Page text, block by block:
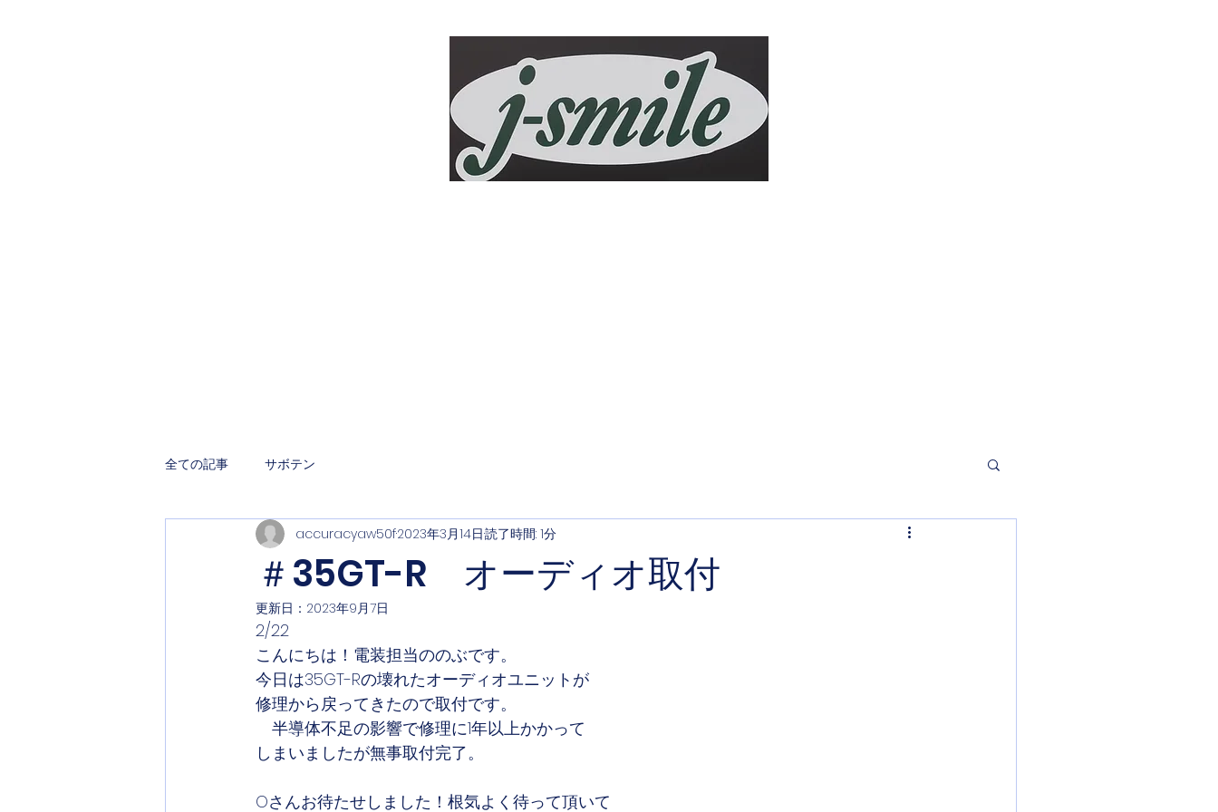
全ての記事 サボテン
＃35GT-R オーディオ取付
accuracyaw50f2023年3月14日読了時間: 1分
更新日： 2023年9月7日
2/22
こんにちは！電装担当ののぶです。
今日は35GT-Rの壊れたオーディオユニットが
修理から戻ってきたので取付です。
半導体不足の影響で修理に1年以上かかって
しまいましたが無事取付完了。
Oさんお待たせしました！根気よく待って頂いて